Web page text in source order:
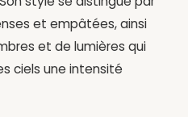
et empâtées, ainsi
et de lumières qui
ciels une intensité